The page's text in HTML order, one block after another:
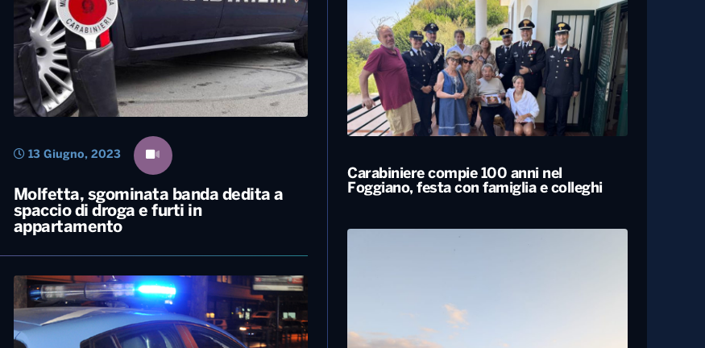
Molfetta, sgominata banda dedita a
spaccio di droga e furti in
appartamento
13 Giugno, 2023
Carabiniere compie 100 anni nel
Foggiano, festa con famiglia e colleghi